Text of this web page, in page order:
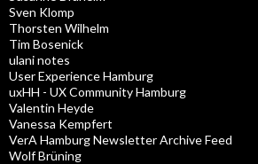
Sven Klomp
Thorsten Wilhelm
Tim Bosenick
ulani notes
User Experience Hamburg
uxHH - UX Community Hamburg
Valentin Heyde
Vanessa Kempfert
VerA Hamburg Newsletter Archive Feed
Wolf Brüning